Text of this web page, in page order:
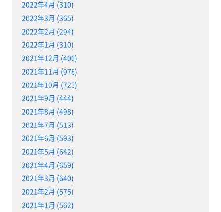
2022年4月 (310)
2022年3月 (365)
2022年2月 (294)
2022年1月 (310)
2021年12月 (400)
2021年11月 (978)
2021年10月 (723)
2021年9月 (444)
2021年8月 (498)
2021年7月 (513)
2021年6月 (593)
2021年5月 (642)
2021年4月 (659)
2021年3月 (640)
2021年2月 (575)
2021年1月 (562)